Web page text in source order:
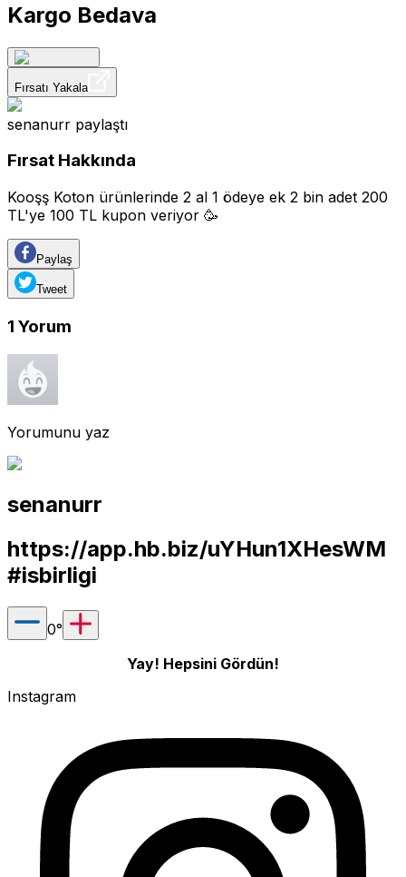
Kargo Bedava
Fırsatı Yakala
senanurr paylaştı
Fırsat Hakkında
Kooşş Koton ürünlerinde 2 al 1 ödeye ek 2 bin adet 200
TL'ye 100 TL kupon veriyor 🥳
Paylaş
Tweet
1 Yorum
Yorumunu yaz
senanurr
https://app.hb.biz/uYHun1XHesWM
#isbirligi
0°
Yay! Hepsini Gördün!
Instagram